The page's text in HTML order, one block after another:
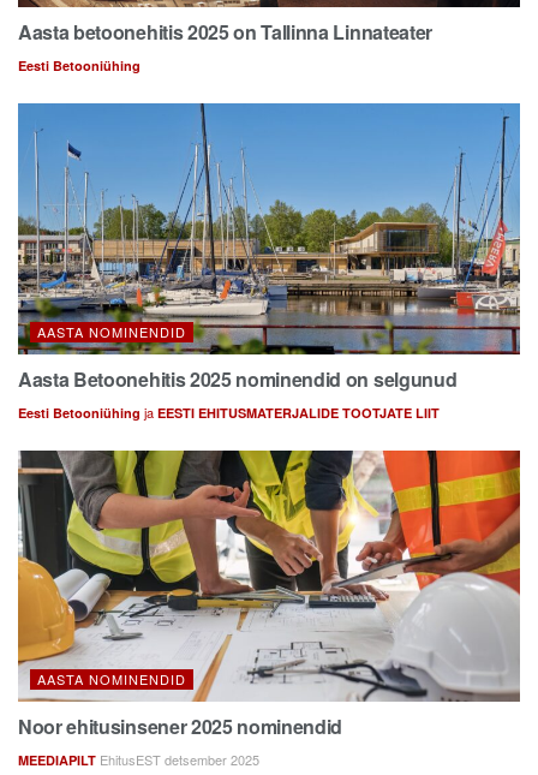
Aasta betoonehitis 2025 on Tallinna Linnateater
Eesti Betooniühing
AASTA NOMINENDID
Aasta Betoonehitis 2025 nominendid on selgunud
Eesti Betooniühing ja EESTI EHITUSMATERJALIDE TOOTJATE LIIT
AASTA NOMINENDID
Noor ehitusinsener 2025 nominendid
MEEDIAPILT EhitusEST detsember 2025